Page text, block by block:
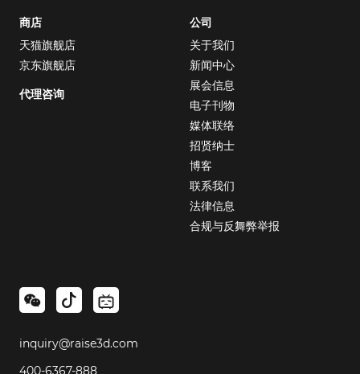
商店
天猫旗舰店
京东旗舰店
代理咨询
公司
关于我们
新闻中心
展会信息
电子刊物
媒体联络
招贤纳士
博客
联系我们
法律信息
合规与反舞弊举报
inquiry@raise3d.com
400-6367-888